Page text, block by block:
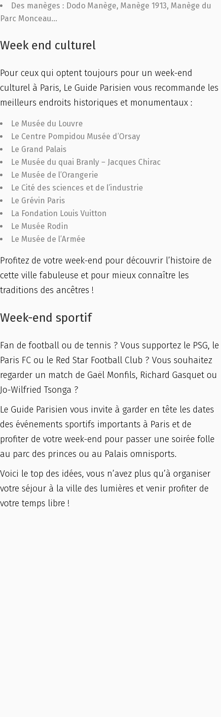
Des manèges : Dodo Manège, Manège 1913, Manège du
Parc Monceau…
Week end culturel
Pour ceux qui optent toujours pour un week-end
culturel à Paris, Le Guide Parisien vous recommande les
meilleurs endroits historiques et monumentaux :
Le Musée du Louvre
Le Centre Pompidou Musée d’Orsay
Le Grand Palais
Le Musée du quai Branly – Jacques Chirac
Le Musée de l’Orangerie
Le Cité des sciences et de l’industrie
Le Grévin Paris
La Fondation Louis Vuitton
Le Musée Rodin
Le Musée de l’Armée
Profitez de votre week-end pour découvrir l’histoire de
cette ville fabuleuse et pour mieux connaître les
traditions des ancêtres !
Week-end sportif
Fan de football ou de tennis ? Vous supportez le PSG, le
Paris FC ou le Red Star Football Club ? Vous souhaitez
regarder un match de Gaël Monfils, Richard Gasquet ou
Jo-Wilfried Tsonga ?
Le Guide Parisien vous invite à garder en tête les dates
des événements sportifs importants à Paris et de
profiter de votre week-end pour passer une soirée folle
au parc des princes ou au Palais omnisports.
Voici le top des idées, vous n’avez plus qu’à organiser
votre séjour à la ville des lumières et venir profiter de
votre temps libre !